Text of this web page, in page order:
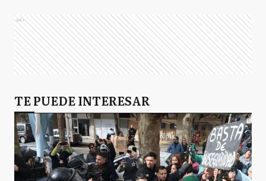
Ads
TE PUEDE INTERESAR